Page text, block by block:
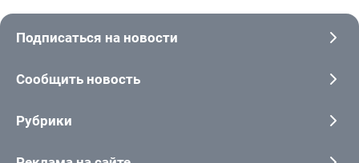
Подписаться на новости
Сообщить новость
Рубрики